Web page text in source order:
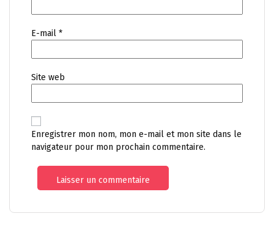
E-mail *
Site web
Enregistrer mon nom, mon e-mail et mon site dans le
navigateur pour mon prochain commentaire.